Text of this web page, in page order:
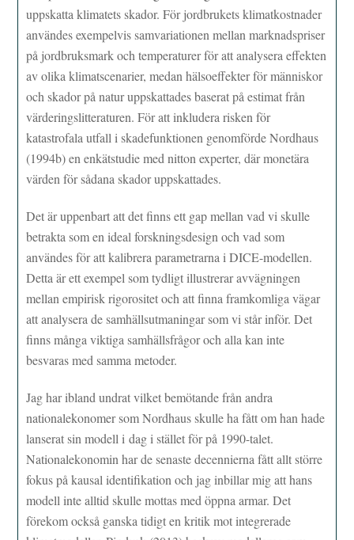
uppskatta klimatets skador. För jordbrukets klimatkostnader
användes exempelvis samvariationen mellan marknadspriser
på jordbruksmark och temperaturer för att analysera effekten
av olika klimatscenarier, medan hälsoeffekter för människor
och skador på natur uppskattades baserat på estimat från
värderingslitteraturen. För att inkludera risken för
katastrofala utfall i skadefunktionen genomförde Nordhaus
(1994b) en enkätstudie med nitton experter, där monetära
värden för sådana skador uppskattades.
Det är uppenbart att det finns ett gap mellan vad vi skulle
betrakta som en ideal forskningsdesign och vad som
användes för att kalibrera parametrarna i DICE-modellen.
Detta är ett exempel som tydligt illustrerar avvägningen
mellan empirisk rigorositet och att finna framkomliga vägar
att analysera de samhällsutmaningar som vi står inför. Det
finns många viktiga samhällsfrågor och alla kan inte
besvaras med samma metoder.
Jag har ibland undrat vilket bemötande från andra
nationalekonomer som Nordhaus skulle ha fått om han hade
lanserat sin modell i dag i stället för på 1990-talet.
Nationalekonomin har de senaste decennierna fått allt större
fokus på kausal identifikation och jag inbillar mig att hans
modell inte alltid skulle mottas med öppna armar. Det
förekom också ganska tidigt en kritik mot integrerade